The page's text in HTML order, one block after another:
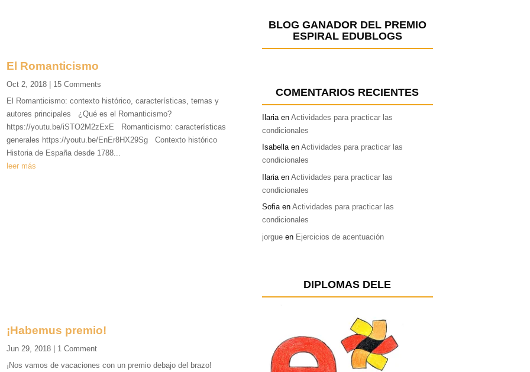
El Romanticismo
Oct 2, 2018 | 15 Comments
El Romanticismo: contexto histórico, características, temas y
autores principales ¿Qué es el Romanticismo?
https://youtu.be/iSTO2M2zExE Romanticismo: características
generales https://youtu.be/EnEr8HX29Sg Contexto histórico
Historia de España desde 1788...
leer más
¡Habemus premio!
Jun 29, 2018 | 1 Comment
¡Nos vamos de vacaciones con un premio debajo del brazo!
BLOG GANADOR DEL PREMIO
ESPIRAL EDUBLOGS
COMENTARIOS RECIENTES
Ilariaen Actividades para practicar las
condicionales
Isabellaen Actividades para practicar las
condicionales
Ilariaen Actividades para practicar las
condicionales
Sofiaen Actividades para practicar las
condicionales
jorgueen Ejercicios de acentuación
DIPLOMAS DELE